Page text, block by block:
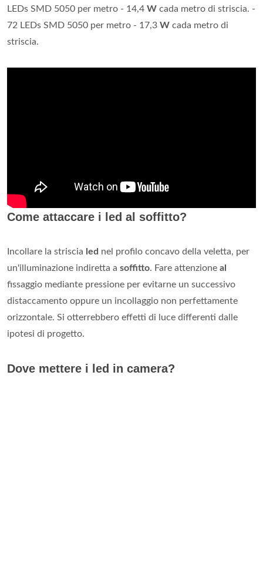
LEDs SMD 5050 per metro - 14,4 W cada metro di striscia. -
72 LEDs SMD 5050 per metro - 17,3 W cada metro di
striscia.
Come attaccare i led al soffitto?
Incollare la striscia led nel profilo concavo della veletta, per
un'illuminazione indiretta a soffitto. Fare attenzione al
fissaggio mediante pressione per evitarne un successivo
distaccamento oppure un incollaggio non perfettamente
orizzontale. Si otterrebbero effetti di luce differenti dalle
ipotesi di progetto.
Dove mettere i led in camera?